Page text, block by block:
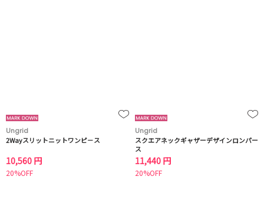
Ungrid
2Wayスリットニットワンピ－ス
10,560 円
20%OFF
Ungrid
スクエアネックギャザーデザインロンパー
ス
11,440 円
20%OFF